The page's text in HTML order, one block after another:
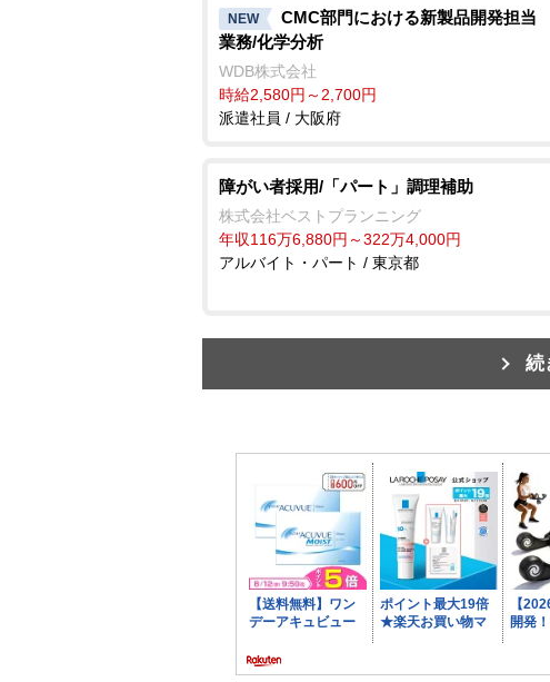
NEW
CMC部門における新製品開発担当
業務/化学分析
WDB株式会社
時給2,580円～2,700円
派遣社員 / 大阪府
障がい者採用/「パート」調理補助
株式会社ベストプランニング
年収116万6,880円～322万4,000円
アルバイト・パート / 東京都
続